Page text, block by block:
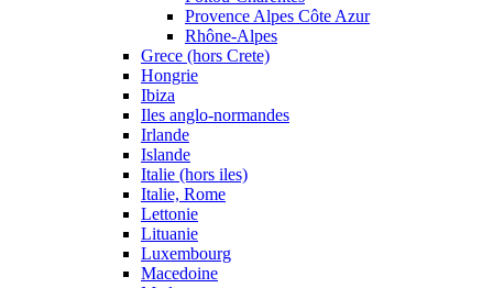
Provence Alpes Côte Azur
Rhône-Alpes
Grece (hors Crete)
Hongrie
Ibiza
Iles anglo-normandes
Irlande
Islande
Italie (hors iles)
Italie, Rome
Lettonie
Lituanie
Luxembourg
Macedoine